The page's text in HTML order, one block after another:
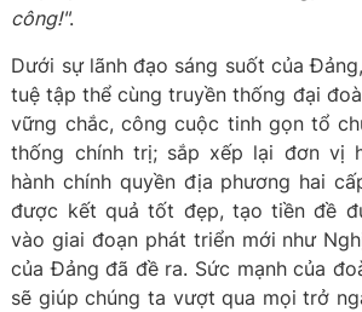
công!".
Dưới sự lãnh đạo sáng suốt của
tuệ tập thể cùng truyền thống đại
vững chắc, công cuộc tinh gọn tổ
thống chính trị; sắp xếp lại đơn vị
hành chính quyền địa phương hai
được kết quả tốt đẹp, tạo tiền đề
vào giai đoạn phát triển mới như
của Đảng đã đề ra. Sức mạnh của
sẽ giúp chúng ta vượt qua mọi trở